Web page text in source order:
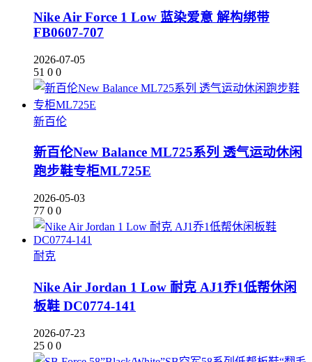
Nike Air Force 1 Low 蓝染爱意 解构绑带
FB0607-707
2026-07-05
51 0 0
新百伦
新百伦New Balance ML725系列 透气运动休闲
跑步鞋专柜ML725E
2026-05-03
77 0 0
耐克
Nike Air Jordan 1 Low 耐克 AJ1乔1低帮休闲
板鞋 DC0774-141
2026-07-23
25 0 0